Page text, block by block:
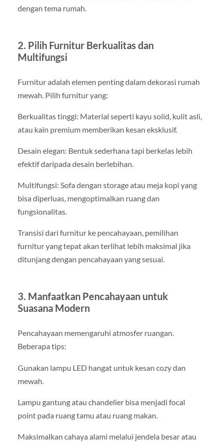
dengan tema rumah.
2. Pilih Furnitur Berkualitas dan
Multifungsi
Furnitur adalah elemen penting dalam dekorasi rumah
mewah. Pilih furnitur yang:
Berkualitas tinggi: Material seperti kayu solid, kulit asli,
atau kain premium memberikan kesan eksklusif.
Desain elegan: Bentuk sederhana tapi berkelas lebih
efektif daripada desain berlebihan.
Multifungsi: Sofa dengan storage atau meja kopi yang
bisa diperluas, mengoptimalkan ruang dan
fungsionalitas.
Transisi dari furnitur ke pencahayaan, pemilihan
furnitur yang tepat akan terlihat lebih maksimal jika
ditunjang dengan pencahayaan yang sesuai.
3. Manfaatkan Pencahayaan untuk
Suasana Modern
Pencahayaan memengaruhi atmosfer ruangan.
Beberapa tips:
Gunakan lampu LED hangat untuk kesan cozy dan
mewah.
Lampu gantung atau chandelier bisa menjadi focal
point pada ruang tamu atau ruang makan.
Maksimalkan cahaya alami melalui jendela besar atau